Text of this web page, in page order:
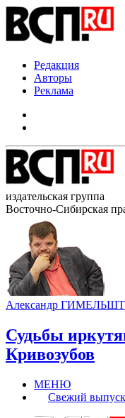
Редакция
Авторы
Реклама
издательская группа
Восточно-Сибирская
Александр
Судьбы
Кривозубов
МЕНЮ
Свежий выпуск